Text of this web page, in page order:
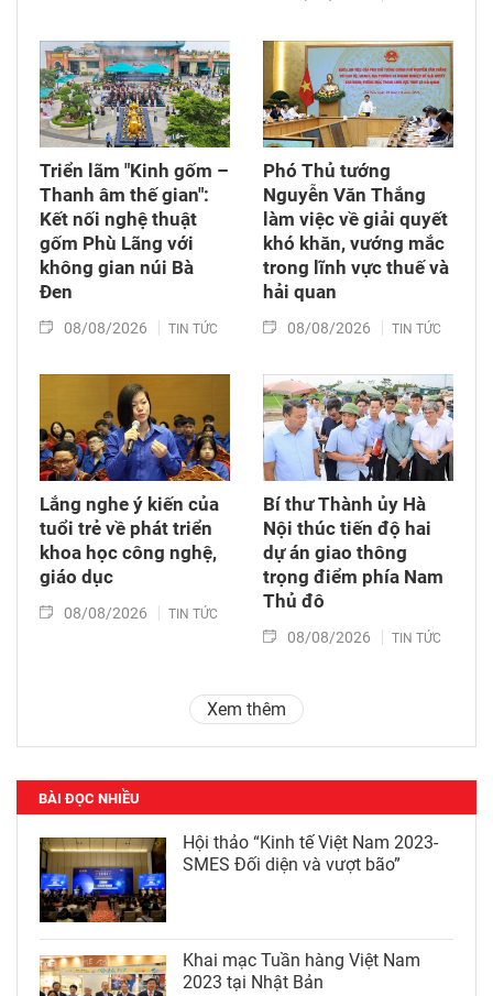
Triển lãm "Kinh gốm –
Thanh âm thế gian":
Kết nối nghệ thuật
gốm Phù Lãng với
không gian núi Bà
Đen
08/08/2026 TIN TỨC
Phó Thủ tướng
Nguyễn Văn Thắng
làm việc về giải quyết
khó khăn, vướng mắc
trong lĩnh vực thuế và
hải quan
08/08/2026 TIN TỨC
Lắng nghe ý kiến của
tuổi trẻ về phát triển
khoa học công nghệ,
giáo dục
08/08/2026 TIN TỨC
Bí thư Thành ủy Hà
Nội thúc tiến độ hai
dự án giao thông
trọng điểm phía Nam
Thủ đô
08/08/2026 TIN TỨC
Xem thêm
BÀI ĐỌC NHIỀU
Hội thảo “Kinh tế Việt Nam 2023-
SMES Đối diện và vượt bão”
Khai mạc Tuần hàng Việt Nam
2023 tại Nhật Bản